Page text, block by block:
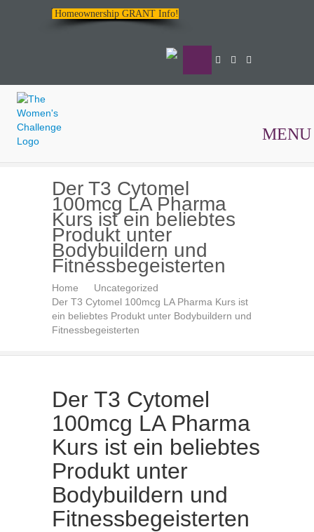
Homeownership GRANT Info!
The
Women's
Challenge
MENU
Der T3 Cytomel
100mcg LA Pharma
Kurs ist ein beliebtes
Produkt unter
Bodybuildern und
Fitnessbegeisterten
Home
Uncategorized
Der T3 Cytomel 100mcg LA Pharma Kurs ist
ein beliebtes Produkt unter Bodybuildern und
Fitnessbegeisterten
Der T3 Cytomel
100mcg LA Pharma
Kurs ist ein beliebtes
Produkt unter
Bodybuildern und
Fitnessbegeisterten